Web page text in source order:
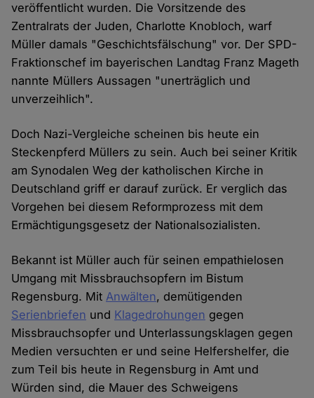
veröffentlicht wurden. Die Vorsitzende des
Zentralrats der Juden, Charlotte Knobloch, warf
Müller damals "Geschichtsfälschung" vor. Der SPD-
Fraktionschef im bayerischen Landtag Franz Mageth
nannte Müllers Aussagen "unerträglich und
unverzeihlich".
Doch Nazi-Vergleiche scheinen bis heute ein
Steckenpferd Müllers zu sein. Auch bei seiner Kritik
am Synodalen Weg der katholischen Kirche in
Deutschland griff er darauf zurück. Er verglich das
Vorgehen bei diesem Reformprozess mit dem
Ermächtigungsgesetz der Nationalsozialisten.
Bekannt ist Müller auch für seinen empathielosen
Umgang mit Missbrauchsopfern im Bistum
Regensburg. MitAnwälten, demütigenden
Serienbriefen und Klagedrohungen gegen
Missbrauchsopfer und Unterlassungsklagen gegen
Medien versuchten er und seine Helfershelfer, die
zum Teil bis heute in Regensburg in Amt und
Würden sind, die Mauer des Schweigens